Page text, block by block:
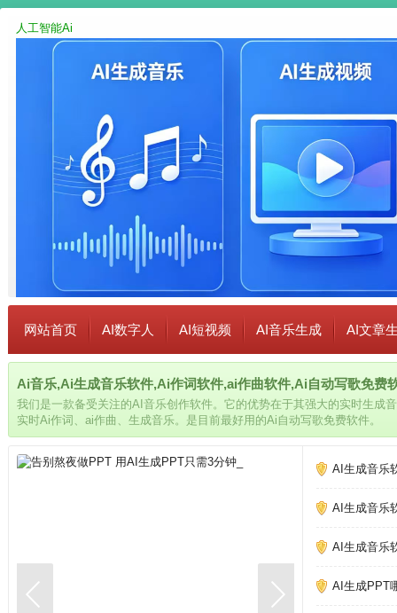
人工智能Ai
网站首页 AI数字人 AI短视频 AI音乐生成 AI文章
Ai音乐,Ai生成音乐软件,Ai作词软件,ai作曲软件,Ai自动写歌免费
我们是一款备受关注的AI音乐创作软件。它的优势在于其强大的实时生成
实时Ai作词、ai作曲、生成音乐。是目前最好用的Ai自动写歌免费软件。
AI生成音乐
AI生成音乐
AI生成音乐
AI生成PPT